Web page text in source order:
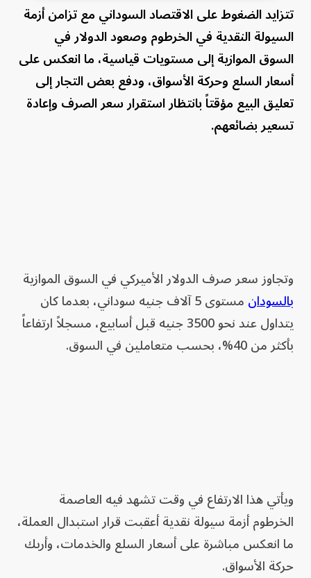
تتزايد الضغوط على الاقتصاد السوداني مع تزامن أزمة
السيولة النقدية في الخرطوم وصعود الدولار في
السوق الموازية إلى مستويات قياسية، ما انعكس على
أسعار السلع وحركة الأسواق، ودفع بعض التجار إلى
تعليق البيع مؤقتاً بانتظار استقرار سعر الصرف وإعادة
تسعير بضائعهم.
وتجاوز سعر صرف الدولار الأميركي في السوق الموازية
بالسودان
مستوى 5 آلاف جنيه سوداني، بعدما كان
يتداول عند نحو 3500 جنيه قبل أسابيع، مسجلاً ارتفاعاً
بأكثر من 40%، بحسب متعاملين في السوق.
ويأتي هذا الارتفاع في وقت تشهد فيه العاصمة
الخرطوم أزمة سيولة نقدية أعقبت قرار استبدال العملة،
ما انعكس مباشرة على أسعار السلع والخدمات، وأربك
حركة الأسواق.